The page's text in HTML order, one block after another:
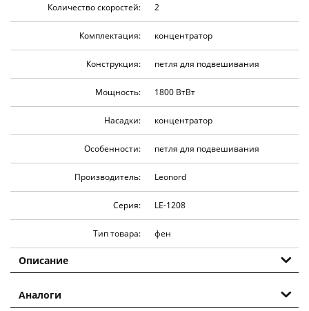
Количество скоростей: 2
Комплектация: концентратор
Конструкция: петля для подвешивания
Мощность: 1800 ВтВт
Насадки: концентратор
Особенности: петля для подвешивания
Производитель: Leonord
Серия: LE-1208
Тип товара: фен
Описание
Аналоги